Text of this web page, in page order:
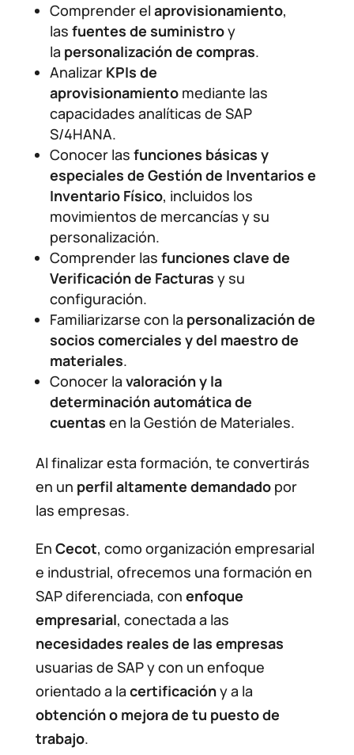
Comprender el aprovisionamiento,
las fuentes de suministroy
la personalización de compras.
Analizar KPIs de
aprovisionamientomediante las
capacidades analíticas de SAP
S/4HANA.
Conocer las funciones básicas y
especiales de Gestión de Inventarios e
Inventario Físico, incluidos los
movimientos de mercancías y su
personalización.
Comprender las funciones clave de
Verificación de Facturas y su
configuración.
Familiarizarse con la personalización de
socios comerciales y del maestro de
materiales.
Conocer la valoración y la
determinación automática de
cuentas en la Gestión de Materiales.
Al finalizar esta formación, te convertirás
en un perfil altamente demandadopor
las empresas.
En Cecot, como organización empresarial
e industrial, ofrecemos una formación en
SAP diferenciada, con enfoque
empresarial, conectada a las
necesidades reales de las empresas
usuarias de SAP y con un enfoque
orientado a la certificacióny a la
obtención o mejora de tu puesto de
trabajo.